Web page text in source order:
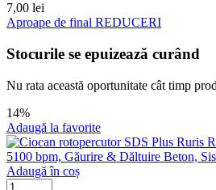
7,00 lei
Aproape de final REDUCERI
Stocurile se epuizează curând
Nu rata această oportunitate cât timp
14%
Adaugă la favorite
Adaugă în coș